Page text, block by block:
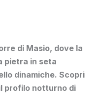
di Masio, dove la
pietra in seta
dinamiche. Scopri
profilo notturno di